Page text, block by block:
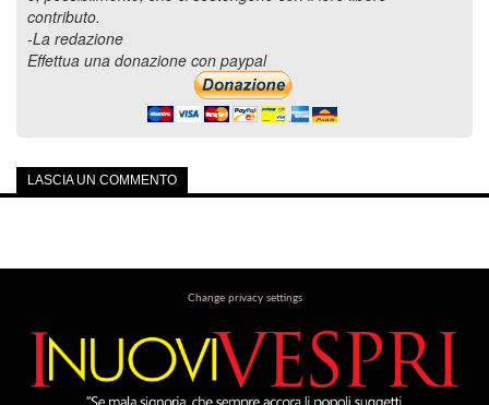
contributo.
-La redazione
Effettua una donazione con paypal
LASCIA UN COMMENTO
Change privacy settings